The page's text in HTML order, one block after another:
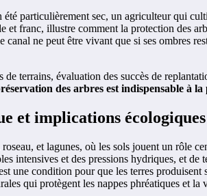
particulièrement sec, un agriculteur qui
et franc, illustre comment la protection des
canal ne peut être vivant que si ses ombres
terrains, évaluation des succès de
des arbres est indispensable à
et implications écologiques
et lagunes, où les sols jouent un rôle
intensives et des pressions hydriques, et
une condition pour que les terres
qui protègent les nappes phréatiques et la